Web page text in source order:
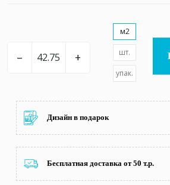
– +
м2
шт.
упак.
Дизайн в подарок
Бесплатная доставка от 50 т.р.